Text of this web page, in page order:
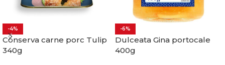
-4%
Conserva carne porc Tulip
340g
-6%
Dulceata Gina portocale
400g